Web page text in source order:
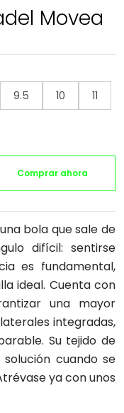
Movea
9.5 10
11
Comprar ahora
bola que sale de
difícil: sentirse
es fundamental,
ideal. Cuenta con
una mayor
integradas,
Su tejido de
cuando se
ya con unos